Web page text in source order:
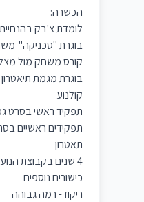
הכשרה:
לומדת צ'בק
בוגרת "טכניקה"-
קורס משחק מול
בוגרת מגמת תיאטרון
קולנוע
תפקיד ראשי בסרט
תפקידים ראשיים
תאטרון
4 שנים בקבוצת הנוער של הבימה
כישורים נוספים
ריקוד- רמה גבוהה